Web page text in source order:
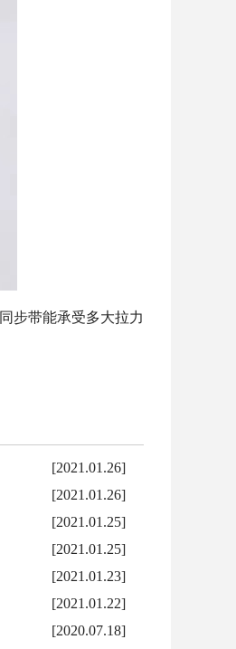
同步带能承受多大拉力
[2021.01.26]
[2021.01.26]
[2021.01.25]
[2021.01.25]
[2021.01.23]
[2021.01.22]
[2020.07.18]